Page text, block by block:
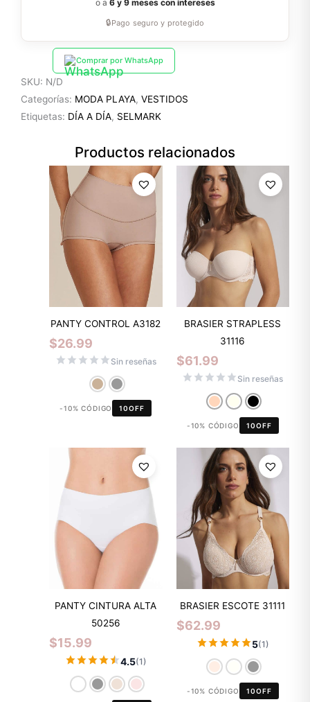
o a 6 y 9 meses con intereses
🔒Pago seguro y protegido
Comprar por WhatsApp
SKU: N/D
Categorías: MODA PLAYA, VESTIDOS
Etiquetas: DÍA A DÍA, SELMARK
Productos relacionados
PANTY CONTROL A3182
$26.99
Sin reseñas
-10% CÓDIGO 10OFF
BRASIER STRAPLESS
31116
$61.99
Sin reseñas
-10% CÓDIGO 10OFF
PANTY CINTURA ALTA
50256
$15.99
4.5(1)
BRASIER ESCOTE 31111
$62.99
5(1)
-10% CÓDIGO 10OFF